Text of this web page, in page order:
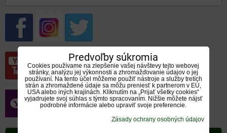
Predvoľby súkromia
Cookies používame na zlepšenie vašej návštevy tejto webovej
stránky, analýzu jej výkonnosti a zhromažďovanie údajov o jej
používaní. Na tento účel môžeme použiť nástroje a služby tretích
strán a zhromaždené údaje sa môžu preniesť k partnerom v EÚ,
USA alebo iných krajinách. Kliknutím na „Prijať všetky cookies“
vyjadrujete svoj súhlas s týmto spracovaním. Nižšie môžete nájsť
podrobné informácie alebo upraviť svoje preferencie.
Zásady ochrany osobných údajov